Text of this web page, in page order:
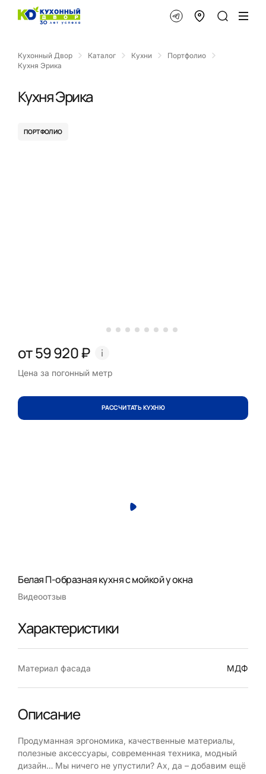
Кухонный Двор Каталог Кухни
Портфолио
Кухня Эрика
Кухня Эрика
ПОРТФОЛИО
от 59 920 ₽
Цена за погонный метр
РАССЧИТАТЬ КУХНЮ
Белая П-образная кухня с мойкой у окна
Видеоотзыв
Характеристики
Материал фасада МДФ
Описание
Продуманная эргономика, качественные материалы,
полезные аксессуары, современная техника, модный
дизайн… Мы ничего не упустили? Ах, да – добавим ещё